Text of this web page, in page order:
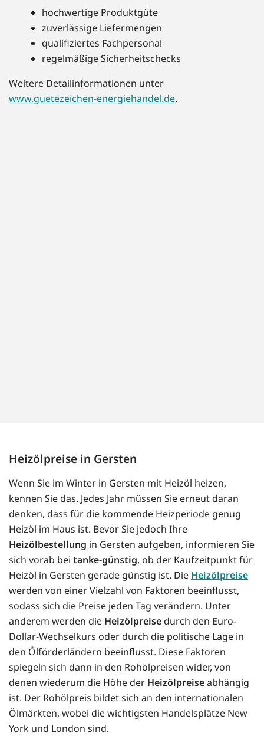
hochwertige Produktgüte
zuverlässige Liefermengen
qualifiziertes Fachpersonal
regelmäßige Sicherheitschecks
Weitere Detailinformationen unter
www.guetezeichen-energiehandel.de.
Heizölpreise in Gersten
Wenn Sie im Winter in Gersten mit Heizöl heizen,
kennen Sie das. Jedes Jahr müssen Sie erneut daran
denken, dass für die kommende Heizperiode genug
Heizöl im Haus ist. Bevor Sie jedoch Ihre
Heizölbestellung in Gersten aufgeben, informieren Sie
sich vorab bei tanke-günstig, ob der Kaufzeitpunkt für
Heizöl in Gersten gerade günstig ist. Die Heizölpreise
werden von einer Vielzahl von Faktoren beeinflusst,
sodass sich die Preise jeden Tag verändern. Unter
anderem werden die Heizölpreise durch den Euro-
Dollar-Wechselkurs oder durch die politische Lage in
den Ölförderländern beeinflusst. Diese Faktoren
spiegeln sich dann in den Rohölpreisen wider, von
denen wiederum die Höhe der Heizölpreiseabhängig
ist. Der Rohölpreis bildet sich an den internationalen
Ölmärkten, wobei die wichtigsten Handelsplätze New
York und London sind.